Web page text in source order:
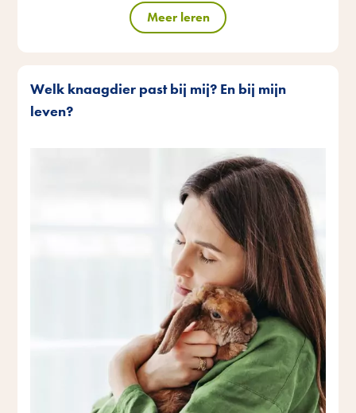
Meer leren
Welk knaagdier past bij mij? En bij mijn
leven?